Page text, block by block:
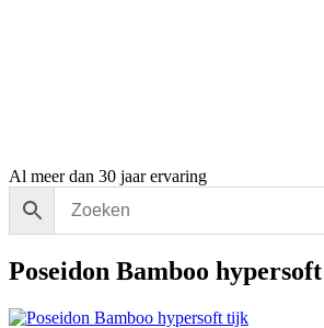
Al meer dan 30 jaar ervaring
Poseidon Bamboo